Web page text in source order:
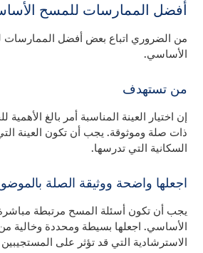
أفضل الممارسات للمسح
من الضروري اتباع بعض أفضل الممارسات
الأساسي.
من تستهدف
إن اختيار العينة المناسبة أمر بالغ
ذات صلة وموثوقة. يجب أن تكون العينة التي
السكانية التي تدرسها.
اجعلها واضحة ووثيقة الصلة
يجب أن تكون أسئلة المسح مرتبطة
الأساسي. اجعلها بسيطة ومحددة وخالية
الاسترشادية التي قد تؤثر على المستجيبين